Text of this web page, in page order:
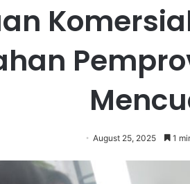
August 25, 2025 1